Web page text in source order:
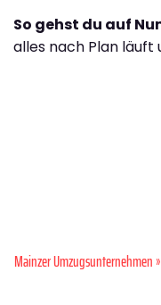
So gehst du auf
alles nach Plan läuft
Mainzer Umzugsunternehmen»